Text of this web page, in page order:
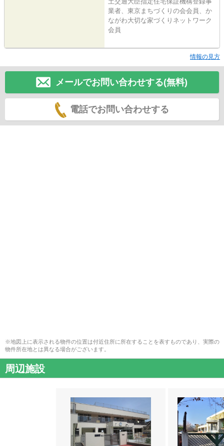
業者、東京まちづくりの会会員、か
ながわ大切な家づくりネットワーク
会員
情報の見方
メールでお問い合わせする(無料)
電話でお問い合わせする
※地図上に表示される物件の位置は付近住所に所在することを表すものであり、実際の
物件所在地とは異なる場合がございます。
周辺施設